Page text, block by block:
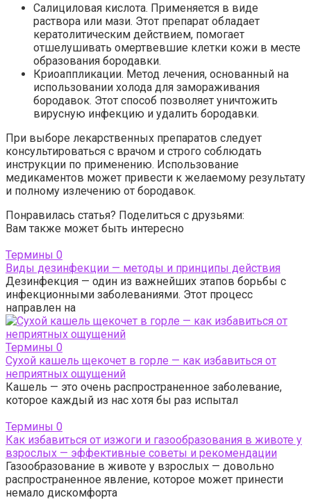
Салициловая кислота. Применяется в виде
раствора или мази. Этот препарат обладает
кератолитическим действием, помогает
отшелушивать омертвевшие клетки кожи в месте
образования бородавки.
Криоаппликации. Метод лечения, основанный на
использовании холода для замораживания
бородавок. Этот способ позволяет уничтожить
вирусную инфекцию и удалить бородавки.
При выборе лекарственных препаратов следует
консультироваться с врачом и строго соблюдать
инструкции по применению. Использование
медикаментов может привести к желаемому результату
и полному излечению от бородавок.
Понравилась статья? Поделиться с друзьями:
Вам также может быть интересно
Термины 0
Виды дезинфекции — методы и принципы действия
Дезинфекция — один из важнейших этапов борьбы с
инфекционными заболеваниями. Этот процесс
направлен на
Термины 0
Сухой кашель щекочет в горле — как избавиться от
неприятных ощущений
Кашель — это очень распространенное заболевание,
которое каждый из нас хотя бы раз испытал
Термины 0
Как избавиться от изжоги и газообразования в животе у
взрослых — эффективные советы и рекомендации
Газообразование в животе у взрослых — довольно
распространенное явление, которое может принести
немало дискомфорта